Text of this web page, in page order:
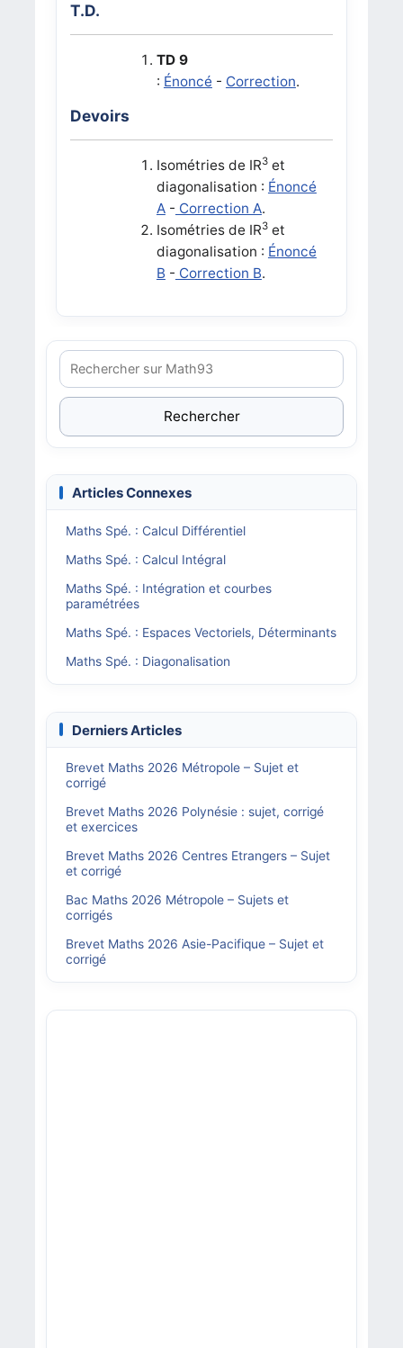
T.D.
TD 9
: Énoncé - Correction.
Devoirs
Isométries de IR3et
diagonalisation : Énoncé
A- Correction A.
Isométries de IR3et
diagonalisation : Énoncé
B - Correction B.
Rechercher
Articles Connexes
Maths Spé. : Calcul Différentiel
Maths Spé. : Calcul Intégral
Maths Spé. : Intégration et courbes
paramétrées
Maths Spé. : Espaces Vectoriels, Déterminants
Maths Spé. : Diagonalisation
Derniers Articles
Brevet Maths 2026 Métropole – Sujet et
corrigé
Brevet Maths 2026 Polynésie : sujet, corrigé
et exercices
Brevet Maths 2026 Centres Etrangers – Sujet
et corrigé
Bac Maths 2026 Métropole – Sujets et
corrigés
Brevet Maths 2026 Asie-Pacifique – Sujet et
corrigé